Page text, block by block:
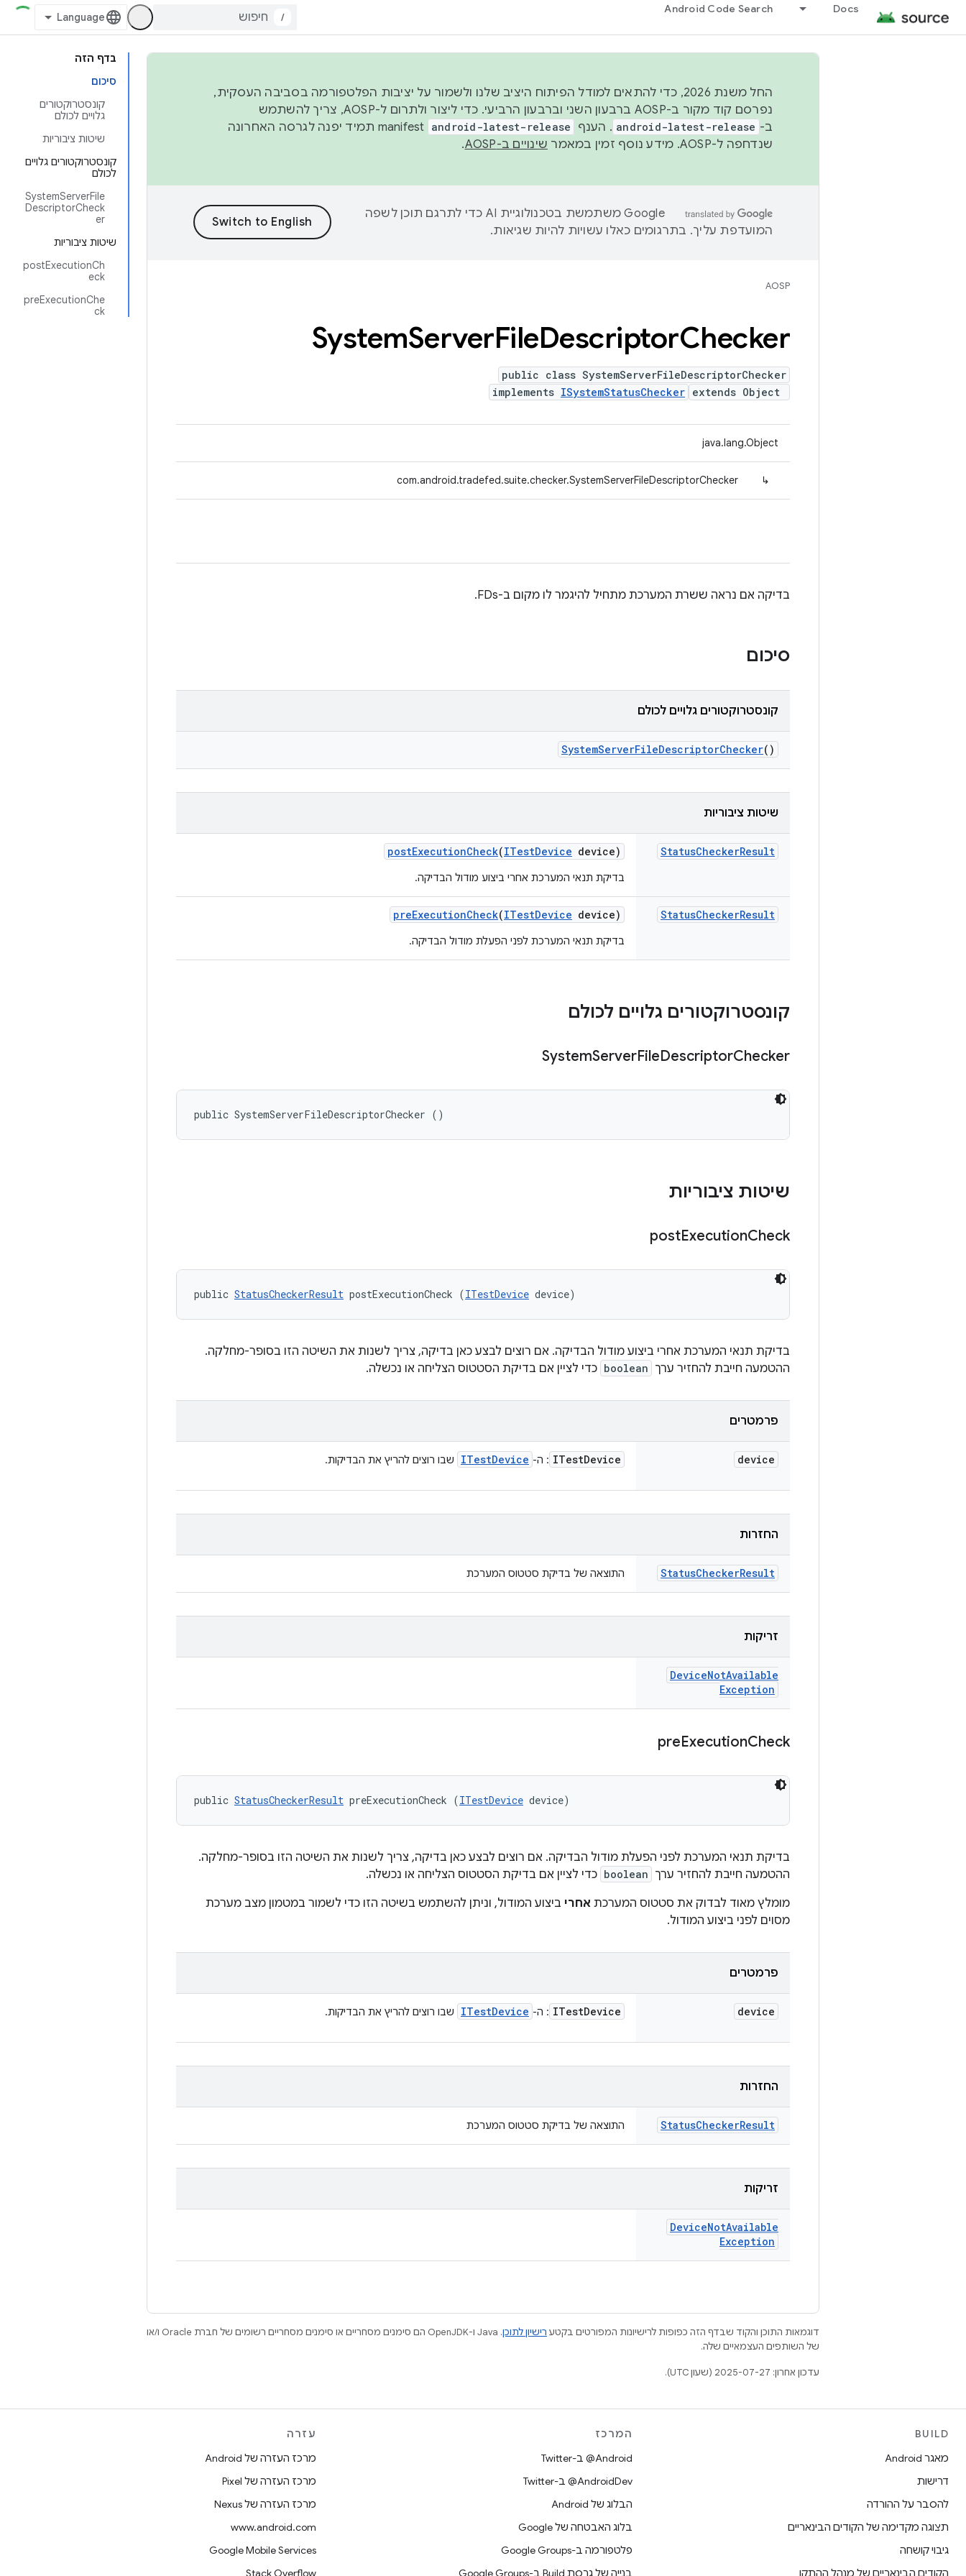
Docs
Android Code Search
/
בדף הזה
סיכום
קונסטרוקטורים
גלויים לכולם
שיטות ציבוריות
קונסטרוקטורים גלויים
לכולם
SystemServerFile
DescriptorCheck
er
שיטות ציבוריות
postExecutionCh
eck
preExecutionChe
ck
החל משנת 2026, כדי להתאים למודל הפיתוח היציב שלנו ולשמור על יציבות הפלטפורמה בסביבה העסקית,
נפרסם קוד מקור ב-AOSP ברבעון השני וברבעון הרביעי. כדי ליצור ולתרום ל-AOSP, צריך להשתמש
ב- android-latest-release . הענף android-latest-release
manifest תמיד יפנה לגרסה האחרונה
שנדחפה ל-AOSP. מידע נוסף זמין במאמר
שינויים ב-AOSP .
‫Google משתמשת בטכנולוגיית AI כדי לתרגם תוכן לשפה
המועדפת עליך. בתרגומים כאלו עשויות להיות שגיאות.
AOSP
SystemServerFileDescriptorChecker
public class SystemServerFileDescriptorChecker
extends Object
implements ISystemStatusChecker
java.lang.Object
↳
com.android.tradefed.suite.checker.SystemServerFileDescriptorChecker
בדיקה אם נראה ששרת המערכת מתחיל להיגמר לו מקום ב-FDs.
סיכום
קונסטרוקטורים גלויים לכולם
SystemServerFileDescriptorChecker()
שיטות ציבוריות
StatusCheckerResult
postExecutionCheck(ITestDevice device)
בדיקת תנאי המערכת אחרי ביצוע מודול הבדיקה.
StatusCheckerResult
preExecutionCheck(ITestDevice device)
בדיקת תנאי המערכת לפני הפעלת מודול הבדיקה.
קונסטרוקטורים גלויים לכולם
SystemServerFileDescriptorChecker
public SystemServerFileDescriptorChecker ()
שיטות ציבוריות
postExecutionCheck
public StatusCheckerResult postExecutionCheck (ITestDevice device)
בדיקת תנאי המערכת אחרי ביצוע מודול הבדיקה. אם רוצים לבצע כאן בדיקה, צריך לשנות את השיטה הזו בסופר-מחלקה.
ההטמעה חייבת להחזיר ערך boolean כדי לציין אם בדיקת הסטטוס הצליחה או נכשלה.
פרמטרים
device
ITestDevice : ה- ITestDevice שבו רוצים להריץ את הבדיקות.
החזרות
StatusCheckerResult התוצאה של בדיקת סטטוס המערכת
זריקות
DeviceNotAvailable
Exception
preExecutionCheck
public StatusCheckerResult preExecutionCheck (ITestDevice device)
בדיקת תנאי המערכת לפני הפעלת מודול הבדיקה. אם רוצים לבצע כאן בדיקה, צריך לשנות את השיטה הזו בסופר-מחלקה.
ההטמעה חייבת להחזיר ערך boolean כדי לציין אם בדיקת הסטטוס הצליחה או נכשלה.
מומלץ מאוד לבדוק את סטטוס המערכת אחרי ביצוע המודול, וניתן להשתמש בשיטה הזו כדי לשמור במטמון מצב מערכת
מסוים לפני ביצוע המודול.
פרמטרים
device
ITestDevice : ה- ITestDevice שבו רוצים להריץ את הבדיקות.
החזרות
StatusCheckerResult התוצאה של בדיקת סטטוס המערכת
זריקות
DeviceNotAvailable
Exception
דוגמאות התוכן והקוד שבדף הזה כפופות לרישיונות המפורטים בקטע רישיון לתוכן
.‏ Java ו-OpenJDK הם סימנים מסחריים או סימנים מסחריים רשומים של חברת Oracle ו/או
של השותפים העצמאיים שלה.
עדכון אחרון: 2025-07-27 (שעון UTC).
BUILD
מאגר Android
דרישות
להסבר על ההורדה
תצוגה מקדימה של הקודים הבינאריים
גיבוי קושחה
הקודים הבינאריים של מנהל ההתקן
המרכז
‎@Android ב-Twitter
‎@AndroidDev ב-Twitter
הבלוג של Android
בלוג האבטחה של Google
פלטפורמה ב-Google Groups
בנייה של גרסת Build ב-Google Groups
עזרה
מרכז העזרה של Android
מרכז העזרה של Pixel
מרכז העזרה של Nexus
www.android.com
Google Mobile Services
Stack Overflow